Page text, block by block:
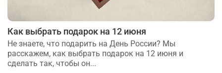
Как выбрать подарок на 12 июня
Не знаете, что подарить на День России? Мы
расскажем, как выбрать подарок на 12 июня и
сделать так, чтобы он...